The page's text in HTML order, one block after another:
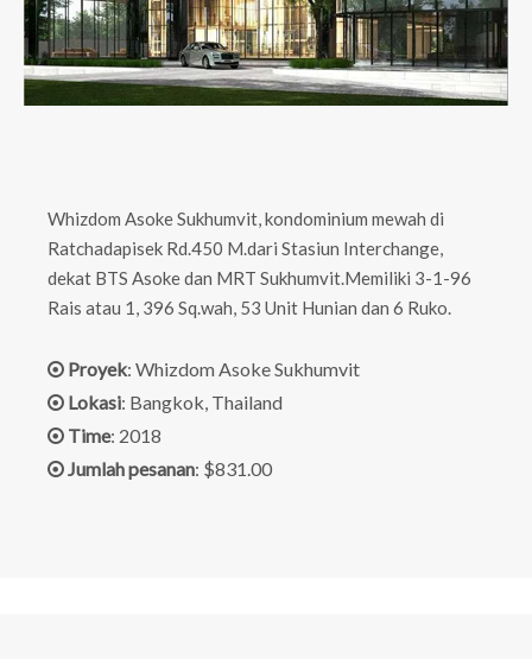
Whizdom Asoke Sukhumvit, kondominium mewah di
Ratchadapisek Rd.450 M.dari Stasiun Interchange,
dekat BTS Asoke dan MRT Sukhumvit.Memiliki 3-1-96
Rais atau 1, 396 Sq.wah, 53 Unit Hunian dan 6 Ruko.
 Proyek: Whizdom Asoke Sukhumvit
 Lokasi: Bangkok, Thailand
 Time: 2018
Jumlah pesanan: $831.00